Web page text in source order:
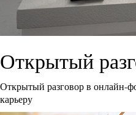
Открытый
Открытый разговор в онлайн-
карьеру